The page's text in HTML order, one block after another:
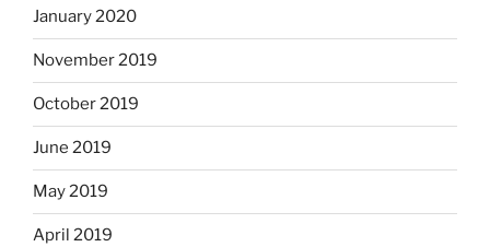
January 2020
November 2019
October 2019
June 2019
May 2019
April 2019